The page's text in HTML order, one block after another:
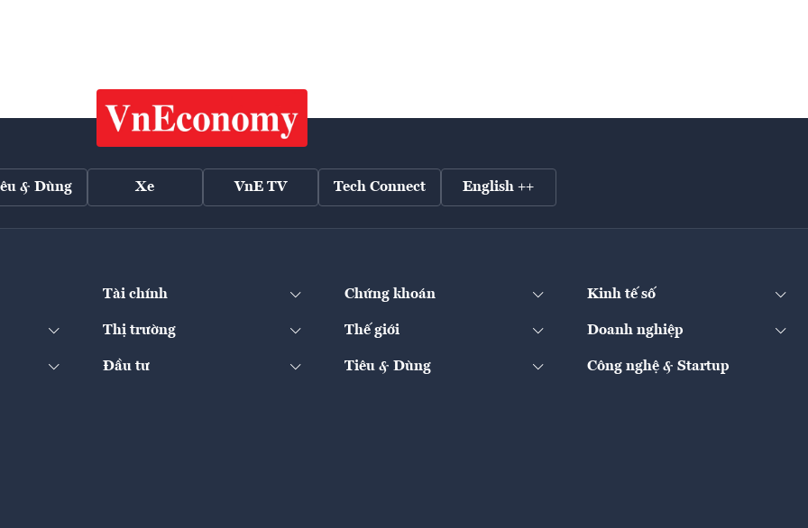
& Dùng Xe VnE TV Tech Connect English ++
Tài chính Chứng khoán Kinh tế số
Thị trường Thế giới Doanh nghiệp
Đầu tư Tiêu & Dùng Công nghệ & Startup